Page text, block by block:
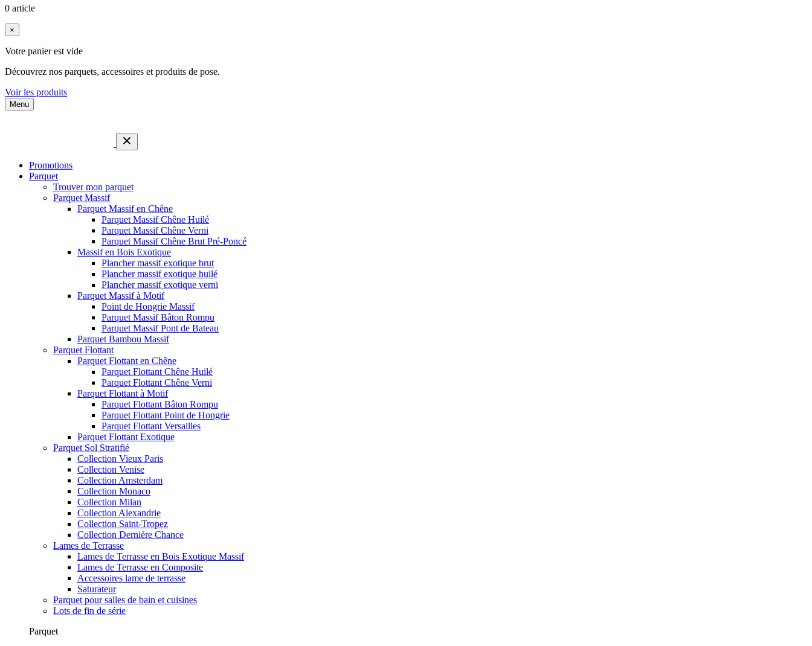
0 article
×
Votre panier est vide
Découvrez nos parquets, accessoires et produits de pose.
Voir les produits
Menu
Promotions
Parquet
Trouver mon parquet
Parquet Massif
Parquet Massif en Chêne
Parquet Massif Chêne Huilé
Parquet Massif Chêne Verni
Parquet Massif Chêne Brut Pré-Poncé
Massif en Bois Exotique
Plancher massif exotique brut
Plancher massif exotique huilé
Plancher massif exotique verni
Parquet Massif à Motif
Point de Hongrie Massif
Parquet Massif Bâton Rompu
Parquet Massif Pont de Bateau
Parquet Bambou Massif
Parquet Flottant
Parquet Flottant en Chêne
Parquet Flottant Chêne Huilé
Parquet Flottant Chêne Verni
Parquet Flottant à Motif
Parquet Flottant Bâton Rompu
Parquet Flottant Point de Hongrie
Parquet Flottant Versailles
Parquet Flottant Exotique
Parquet Sol Stratifié
Collection Vieux Paris
Collection Venise
Collection Amsterdam
Collection Monaco
Collection Milan
Collection Alexandrie
Collection Saint-Tropez
Collection Dernière Chance
Lames de Terrasse
Lames de Terrasse en Bois Exotique Massif
Lames de Terrasse en Composite
Accessoires lame de terrasse
Saturateur
Parquet pour salles de bain et cuisines
Lots de fin de série
Parquet